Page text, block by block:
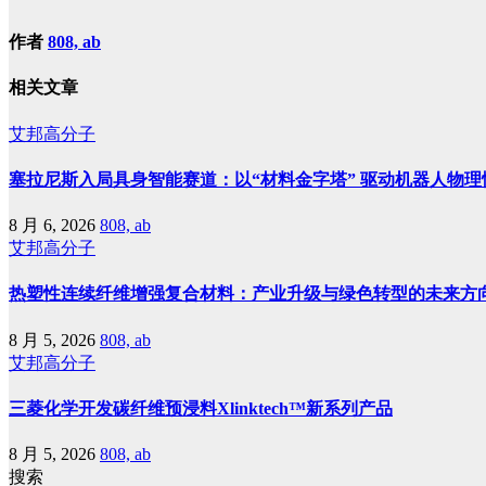
作者 808, ab
相关文章
艾邦高分子
塞拉尼斯入局具身智能赛道：以“材料金字塔” 驱动机器人物
8 月 6, 2026 808, ab
艾邦高分子
热塑性连续纤维增强复合材料：产业升级与绿色转型的未来方
8 月 5, 2026 808, ab
艾邦高分子
三菱化学开发碳纤维预浸料Xlinktech™新系列产品
8 月 5, 2026 808, ab
搜索